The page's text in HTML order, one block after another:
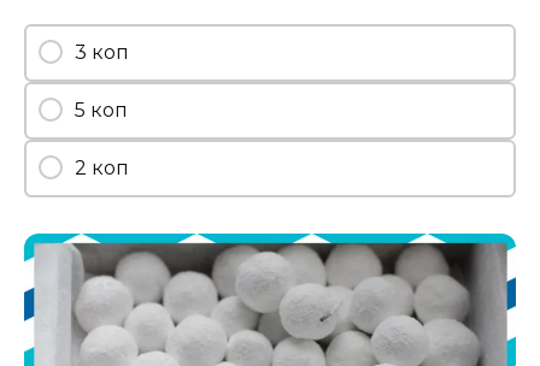
3 коп
5 коп
2 коп